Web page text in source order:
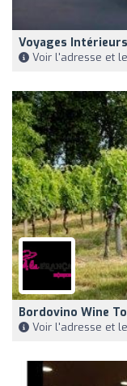
Voyages Intérieurs
Voir l'adresse et
Bordovino Wine
Voir l'adresse et